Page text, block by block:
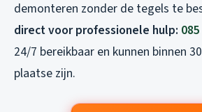
demonteren zonder de tegels te
direct voor professionele hulp:
24/7 bereikbaar en kunnen binnen
plaatse zijn.